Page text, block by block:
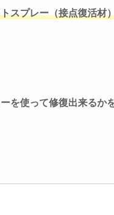
スプレー（接点復活材
を使って修復出来るか